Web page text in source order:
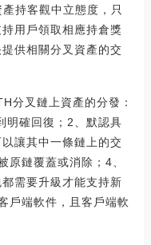
持客觀中立態度，只
用戶領取相應持倉獎
供相關分叉資產的交
分叉鏈上資產的分發：
明確回復；2、默認具
讓其中一條鏈上的交
原鏈覆蓋或消除；4、
需要升級才能支持新
戶端軟件，且客戶端軟